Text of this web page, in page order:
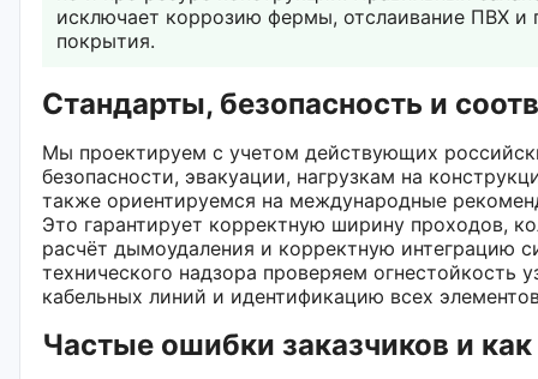
исключает коррозию фермы, отслаивание ПВХ и
покрытия.
Стандарты, безопасность и
Мы проектируем с учетом действующих
безопасности, эвакуации, нагрузкам на
также ориентируемся на международные
Это гарантирует корректную ширину проходов,
расчёт дымоудаления и корректную интеграцию
технического надзора проверяем огнестойкость
кабельных линий и идентификацию всех
Частые ошибки заказчиков и